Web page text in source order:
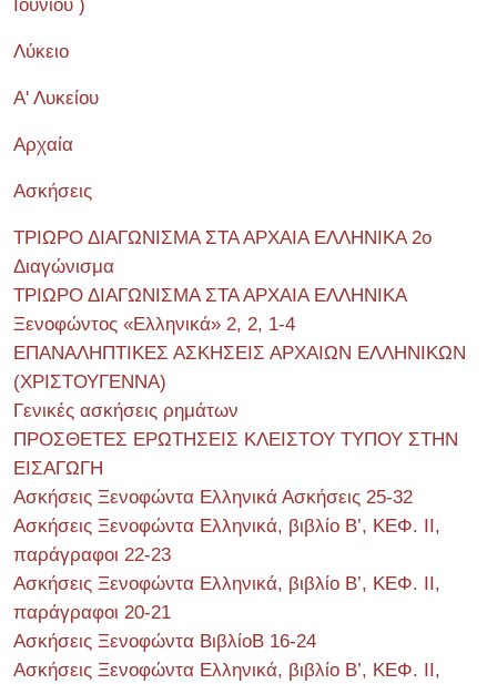
Ιουνίου )
Λύκειο
Α' Λυκείου
Αρχαία
Ασκήσεις
ΤΡΙΩΡΟ ΔΙΑΓΩΝΙΣΜΑ ΣΤΑ ΑΡΧΑΙΑ ΕΛΛΗΝΙΚΑ 2o
Διαγώνισμα
ΤΡΙΩΡΟ ΔΙΑΓΩΝΙΣΜΑ ΣΤΑ ΑΡΧΑΙΑ ΕΛΛΗΝΙΚΑ
Ξενοφώντος «Ελληνικά» 2, 2, 1-4
ΕΠΑΝΑΛΗΠΤΙΚΕΣ ΑΣΚΗΣΕΙΣ ΑΡΧΑΙΩΝ ΕΛΛΗΝΙΚΩΝ
(ΧΡΙΣΤΟΥΓΕΝΝΑ)
Γενικές ασκήσεις ρημάτων
ΠΡΟΣΘΕΤΕΣ ΕΡΩΤΗΣΕΙΣ ΚΛΕΙΣΤΟΥ ΤΥΠΟΥ ΣΤΗΝ
ΕΙΣΑΓΩΓΗ
Ασκήσεις Ξενοφώντα Ελληνικά Ασκήσεις 25-32
Ασκήσεις Ξενοφώντα Ελληνικά, βιβλίο Β’, ΚΕΦ. II,
παράγραφοι 22-23
Ασκήσεις Ξενοφώντα Ελληνικά, βιβλίο Β’, ΚΕΦ. II,
παράγραφοι 20-21
Ασκήσεις Ξενοφώντα ΒιβλίοΒ 16-24
Ασκήσεις Ξενοφώντα Ελληνικά, βιβλίο Β’, ΚΕΦ. II,